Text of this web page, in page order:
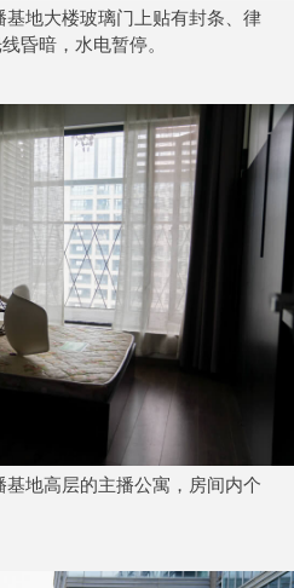
基地大楼玻璃门上贴有封条、律
昏暗，水电暂停。
地高层的主播公寓，房间内个